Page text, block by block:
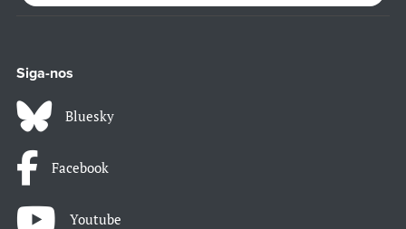
Siga-nos
Bluesky
Facebook
Youtube